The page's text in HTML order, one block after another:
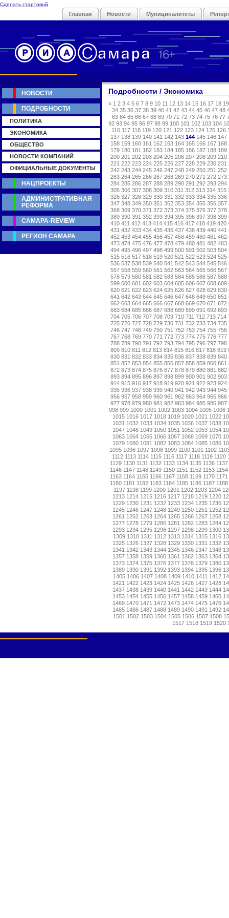
Сделать стартовой
Главная Новости Муниципалитеты
Подробности / Экономика
« 1 2 3 4 5 6 7 8 9 10 11 12 13 14 15 16 17 18 19
34 35 36 37 38 39 40 41 42 43 44 45 46 47 48
63 64 65 66 67 68 69 70 71 72 73 74 75 76 77
92 93 94 95 96 97 98 99 100 101 102 103 104
116 117 118 119 120 121 122 123 124 125 126
137 138 139 140 141 142 143 144 145 146 147
158 159 160 161 162 163 164 165 166 167 168
179 180 181 182 183 184 185 186 187 188 189
200 201 202 203 204 205 206 207 208 209 210
221 222 223 224 225 226 227 228 229 230 231
242 243 244 245 246 247 248 249 250 251 252
263 264 265 266 267 268 269 270 271 272 273
284 285 286 287 288 289 290 291 292 293 294
305 306 307 308 309 310 311 312 313 314 315
326 327 328 329 330 331 332 333 334 335 336
347 348 349 350 351 352 353 354 355 356 357
368 369 370 371 372 373 374 375 376 377 378
389 390 391 392 393 394 395 396 397 398 399
410 411 412 413 414 415 416 417 418 419 420
431 432 433 434 435 436 437 438 439 440 441
452 453 454 455 456 457 458 459 460 461 462
473 474 475 476 477 478 479 480 481 482 483
494 495 496 497 498 499 500 501 502 503 504
515 516 517 518 519 520 521 522 523 524 525
536 537 538 539 540 541 542 543 544 545 546
557 558 559 560 561 562 563 564 565 566 567
578 579 580 581 582 583 584 585 586 587 588
599 600 601 602 603 604 605 606 607 608 609
620 621 622 623 624 625 626 627 628 629 630
641 642 643 644 645 646 647 648 649 650 651
662 663 664 665 666 667 668 669 670 671 672
683 684 685 686 687 688 689 690 691 692 693
704 705 706 707 708 709 710 711 712 713 714
725 726 727 728 729 730 731 732 733 734 735
746 747 748 749 750 751 752 753 754 755 756
767 768 769 770 771 772 773 774 775 776 777
788 789 790 791 792 793 794 795 796 797 798
809 810 811 812 813 814 815 816 817 818 819
830 831 832 833 834 835 836 837 838 839 840
851 852 853 854 855 856 857 858 859 860 861
872 873 874 875 876 877 878 879 880 881 882
893 894 895 896 897 898 899 900 901 902 903
914 915 916 917 918 919 920 921 922 923 924
935 936 937 938 939 940 941 942 943 944 945
956 957 958 959 960 961 962 963 964 965 966
977 978 979 980 981 982 983 984 985 986 987
998 999 1000 1001 1002 1003 1004 1005 1006
1015 1016 1017 1018 1019 1020 1021 1022
1031 1032 1033 1034 1035 1036 1037 1038
1047 1048 1049 1050 1051 1052 1053 1054
1063 1064 1065 1066 1067 1068 1069 1070
1079 1080 1081 1082 1083 1084 1085 1086
1095 1096 1097 1098 1099 1100 1101 1102
1112 1113 1114 1115 1116 1117 1118 1119 1120
1129 1130 1131 1132 1133 1134 1135 1136 1137
1146 1147 1148 1149 1150 1151 1152 1153 1154
1163 1164 1165 1166 1167 1168 1169 1170 1171
1180 1181 1182 1183 1184 1185 1186 1187 1188
1197 1198 1199 1200 1201 1202 1203 1204
1213 1214 1215 1216 1217 1218 1219 1220
1229 1230 1231 1232 1233 1234 1235 1236
1245 1246 1247 1248 1249 1250 1251 1252
1261 1262 1263 1264 1265 1266 1267 1268
1277 1278 1279 1280 1281 1282 1283 1284
1293 1294 1295 1296 1297 1298 1299 1300
1309 1310 1311 1312 1313 1314 1315 1316
1325 1326 1327 1328 1329 1330 1331 1332
1341 1342 1343 1344 1345 1346 1347 1348
1357 1358 1359 1360 1361 1362 1363 1364
1373 1374 1375 1376 1377 1378 1379 1380
1389 1390 1391 1392 1393 1394 1395 1396
1405 1406 1407 1408 1409 1410 1411 1412
1421 1422 1423 1424 1425 1426 1427 1428
1437 1438 1439 1440 1441 1442 1443 1444
1453 1454 1455 1456 1457 1458 1459 1460
1469 1470 1471 1472 1473 1474 1475 1476
1485 1486 1487 1488 1489 1490 1491 1492
1501 1502 1503 1504 1505 1506 1507 1508
1517 1518 1519 1520
НОВОСТИ
ПОДРОБНОСТИ
ПОЛИТИКА
ЭКОНОМИКА
ОБЩЕСТВО
НОВОСТИ КОМПАНИЙ
ОФИЦИАЛЬНЫЕ ДОКУМЕНТЫ
НАЦПРОЕКТЫ
АДМИНИСТРАТИВНАЯ
РЕФОРМА
САМАРА-REVIEW
РЕГИОН САМАРА